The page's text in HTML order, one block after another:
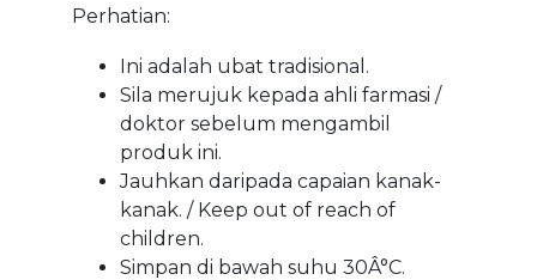
Perhatian:
Ini adalah ubat tradisional.
Sila merujuk kepada ahli farmasi /
doktor sebelum mengambil
produk ini.
Jauhkan daripada capaian kanak-
kanak. / Keep out of reach of
children.
Simpan di bawah suhu 30Â°C.